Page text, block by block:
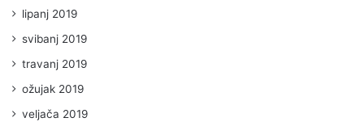
lipanj 2019
svibanj 2019
travanj 2019
ožujak 2019
veljača 2019